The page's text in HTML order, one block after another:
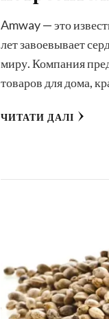
Amway — это
лет завоевывает
миру. Компания
товаров для дома,
ЧИТАТИ ДАЛІ